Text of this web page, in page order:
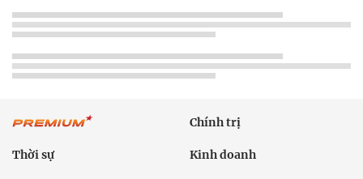
Chính trị
Thời sự Kinh doanh